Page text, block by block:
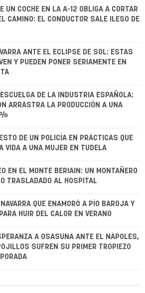
UN COCHE EN LA A-12 OBLIGA A CORTAR
CAMINO: EL CONDUCTOR SALE ILESO DE
ANTE EL ECLIPSE DE SOL: ESTAS
Y PUEDEN PONER SERIAMENTE EN
DE LA INDUSTRIA ESPAÑOLA:
ARRASTRA LA PRODUCCIÓN A UNA
DE UN POLICÍA EN PRÁCTICAS QUE
VIDA A UNA MUJER EN TUDELA
EN EL MONTE BERIAIN: UN MONTAÑERO
TRASLADADO AL HOSPITAL
QUE ENAMORÓ A PÍO BAROJA Y
HUIR DEL CALOR EN VERANO
A OSASUNA ANTE EL NÁPOLES,
SUFREN SU PRIMER TROPIEZO